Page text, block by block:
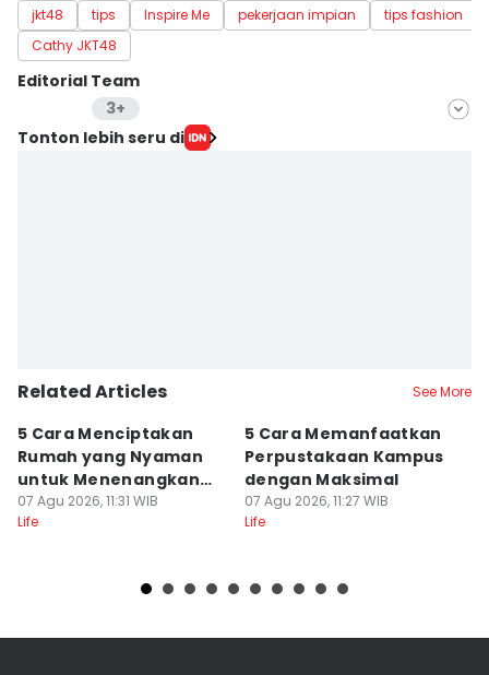
jkt48 tips Inspire Me pekerjaan impian
tips fashion
Cathy JKT48
Editorial Team
3+
Editor
Tonton lebih seru di
Related Articles See More
5 Cara Menciptakan
Rumah yang Nyaman
untuk Menenangkan
Pikiran
07 Agu 2026, 11:31 WIB
Life
5 Cara Memanfaatkan
Perpustakaan Kampus
dengan Maksimal
07 Agu 2026, 11:27 WIB
Life